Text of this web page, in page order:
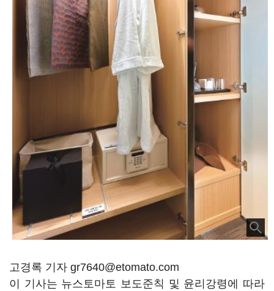
고경록 기자 gr7640@etomato.com
이 기사는 뉴스토마토 보도준칙 및 윤리강령에 따라